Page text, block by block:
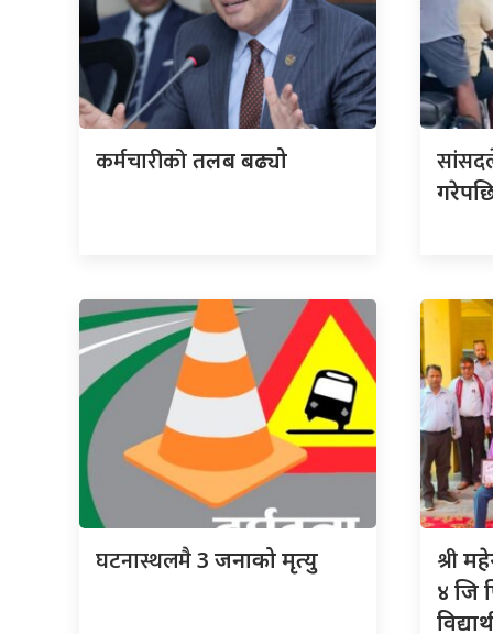
कर्मचारीकोतलब बढ्यो
घटनास्थलमै3 जनाको मृत्यु श्री
४ जि